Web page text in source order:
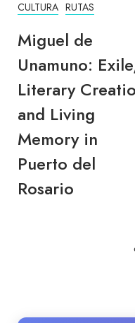
CULTURA RUTAS
Miguel de
Unamuno : exil,
création
littéraire et
mémoire vivante
à Puerto del
Rosario